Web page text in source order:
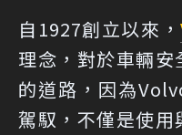
自1927創立以來，
理念，對於車輛
的道路，因為
駕馭，不僅是使用